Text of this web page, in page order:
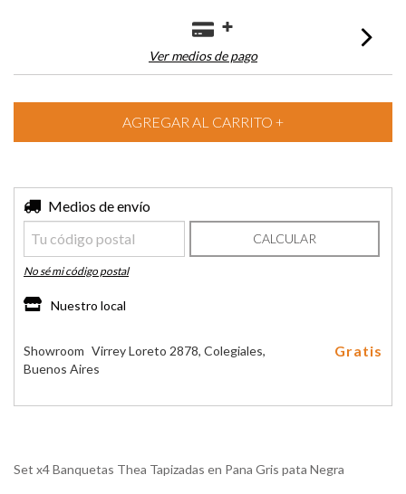
Ver medios de pago
Entregas para el CP:
Medios de envío
CALCULAR
No sé mi código postal
Nuestro local
Showroom Virrey Loreto 2878, Colegiales,
Buenos Aires
Gratis
Set x4 Banquetas Thea Tapizadas en Pana Gris pata Negra